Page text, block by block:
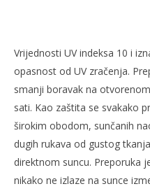
Vrijednosti UV indeksa 10 i
opasnost od UV zračenja.
smanji boravak na
sati. Kao zaštita se svakako
širokim obodom, sunčanih
dugih rukava od gustog
direktnom suncu. Preporuka
nikako ne izlaze na sunce